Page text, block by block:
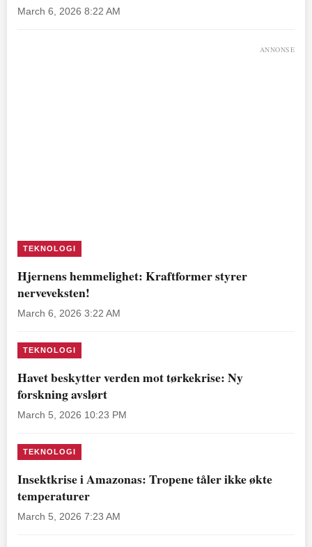
March 6, 2026 8:22 AM
ANNONSE
TEKNOLOGI
Hjernens hemmelighet: Kraftformer styrer
nerveveksten!
March 6, 2026 3:22 AM
TEKNOLOGI
Havet beskytter verden mot tørkekrise: Ny
forskning avslørt
March 5, 2026 10:23 PM
TEKNOLOGI
Insektkrise i Amazonas: Tropene tåler ikke økte
temperaturer
March 5, 2026 7:23 AM